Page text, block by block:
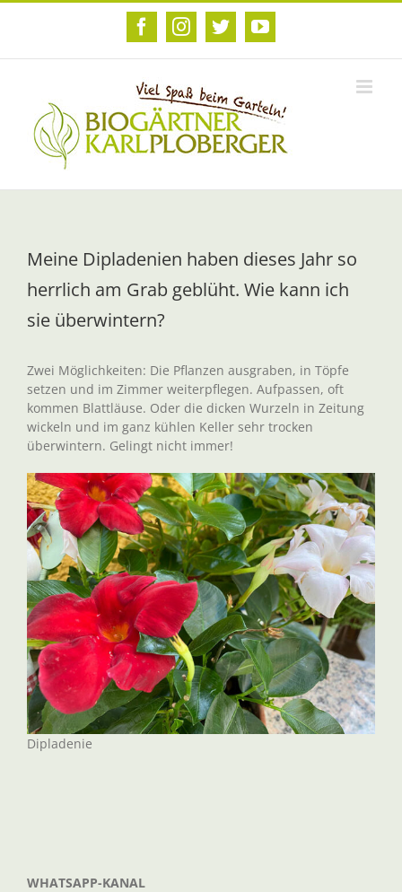
Zum
FacebookInstagram
TwitterYouTube
Meine Dipladenien haben dieses Jahr so
herrlich am Grab geblüht. Wie kann ich
sie überwintern?
Zwei Möglichkeiten: Die Pflanzen ausgraben, in Töpfe
setzen und im Zimmer weiterpflegen. Aufpassen, oft
kommen Blattläuse. Oder die dicken Wurzeln in Zeitung
wickeln und im ganz kühlen Keller sehr trocken
überwintern. Gelingt nicht immer!
Dipladenie
WHATSAPP-KANAL